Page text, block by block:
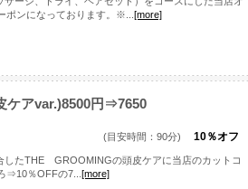
ポンになっております。※... [more]
ケアvar.)8500円⇒7650
(目安時間：90分) 10％オフ
したTHE GROOMINGの頭皮ケアに当店のカットコ
⇒10％OFFの7... [more]